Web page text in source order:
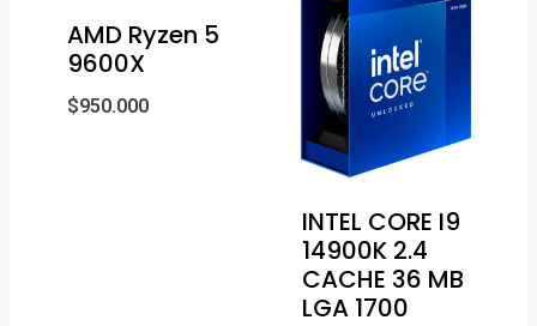
AMD Ryzen 5
9600X
$950.000
INTEL CORE I9
14900K 2.4
CACHE 36 MB
LGA 1700